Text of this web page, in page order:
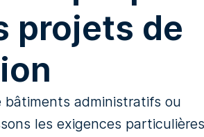
projets de
bâtiments administratifs ou
les exigences